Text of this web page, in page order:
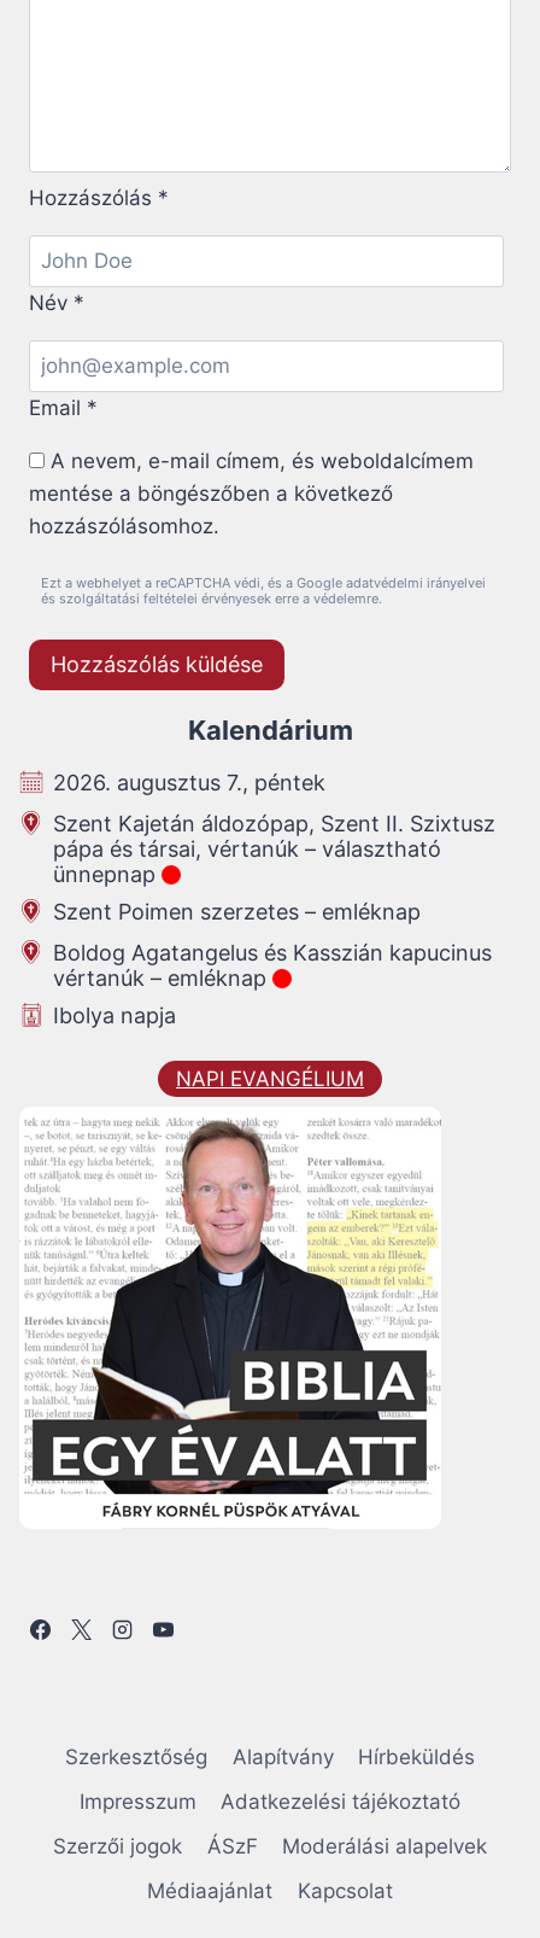
Hozzászólás *
Név *
Email *
A nevem, e-mail címem, és weboldalcímem
mentése a böngészőben a következő
hozzászólásomhoz.
Ezt a webhelyet a reCAPTCHA védi, és a Google adatvédelmi irányelvei
és szolgáltatási feltételei érvényesek erre a védelemre.
Kalendárium
2026. augusztus 7., péntek
Szent Kajetán áldozópap, Szent II. Szixtusz
pápa és társai, vértanúk – választható
ünnepnap
Szent Poimen szerzetes – emléknap
Boldog Agatangelus és Kasszián kapucinus
vértanúk – emléknap
Ibolya napja
NAPI EVANGÉLIUM
Szerkesztőség Alapítvány
Hírbeküldés
Impresszum
Adatkezelési tájékoztató
Szerzői jogok
ÁSzF
Moderálási alapelvek
Médiaajánlat
Kapcsolat